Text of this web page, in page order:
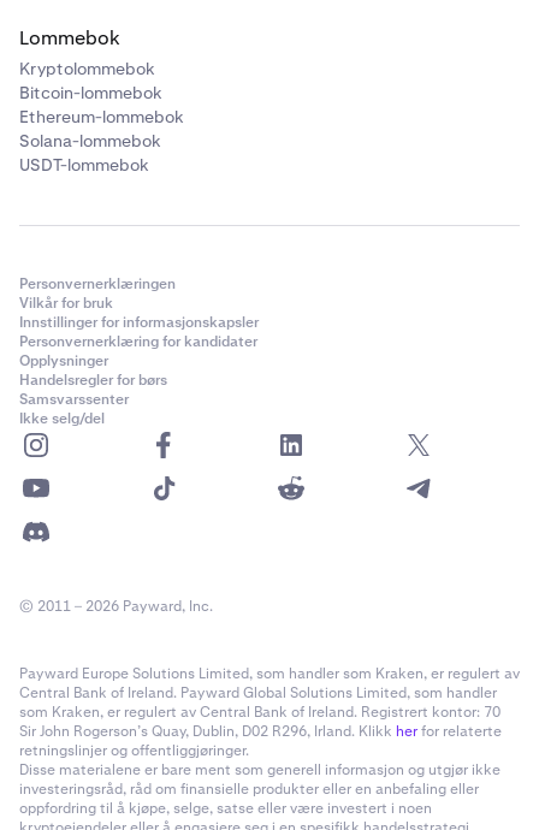
Lommebok
Kryptolommebok
Bitcoin-lommebok
Ethereum-lommebok
Solana-lommebok
USDT-lommebok
Personvernerklæringen
Vilkår for bruk
Innstillinger for informasjonskapsler
Personvernerklæring for kandidater
Opplysninger
Handelsregler for børs
Samsvarssenter
Ikke selg/del
© 2011 – 2026 Payward, Inc.
Payward Europe Solutions Limited, som handler som Kraken, er regulert av
Central Bank of Ireland. Payward Global Solutions Limited, som handler
som Kraken, er regulert av Central Bank of Ireland. Registrert kontor: 70
Sir John Rogerson’s Quay, Dublin, D02 R296, Irland. Klikk herfor relaterte
retningslinjer og offentliggjøringer.
Disse materialene er bare ment som generell informasjon og utgjør ikke
investeringsråd, råd om finansielle produkter eller en anbefaling eller
oppfordring til å kjøpe, selge, satse eller være investert i noen